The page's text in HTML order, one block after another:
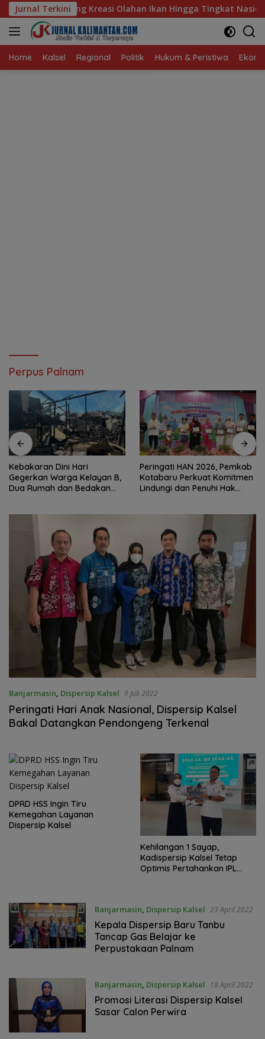
Langsung
ke
konten
Jurnal Terkini
Ikan Hingga Tingkat Nasional Pada Lomba Masak Serba
Home Kalsel Regional Politik Hukum & Peristiwa
Perpus Palnam
Kebakaran Dini Hari
Gegerkan Warga Kelayan B,
Dua Rumah dan Bedakan
Peringati HAN 2026, Pemkab
Kotabaru Perkuat Komitmen
Lindungi dan Penuhi Hak
Banjarmasin, Dispersip Kalsel 9 Juli 2022
Peringati Hari Anak Nasional, Dispersip Kalsel
Bakal Datangkan Pendongeng Terkenal
DPRD HSS Ingin Tiru
Kemegahan Layanan
Dispersip Kalsel
Kehilangan 1 Sayap,
Kadispersip Kalsel Tetap
Optimis Pertahankan IPL
Banjarmasin, Dispersip Kalsel 23 April 2022
Kepala Dispersip Baru Tanbu
Tancap Gas Belajar ke
Perpustakaan Palnam
Banjarmasin, Dispersip Kalsel 18 April 2022
Promosi Literasi Dispersip Kalsel
Sasar Calon Perwira